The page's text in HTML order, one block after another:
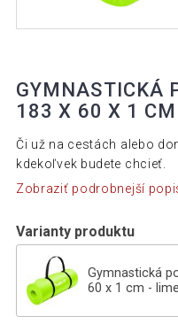
GYMNASTICKÁ
183 X 60 X 1
Či už na cestách alebo
kdekoľvek budete chcieť.
Zobraziť podrobnejší
Varianty produktu
Gymnastická
60 x 1 cm -